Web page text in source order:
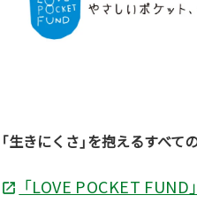
「LOVE POCKET FUND
「生きにくさ」を抱えるすべて